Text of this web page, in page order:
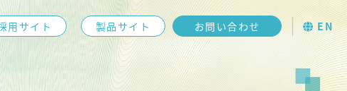
用サイト 製品サイト お問い合わせ EN